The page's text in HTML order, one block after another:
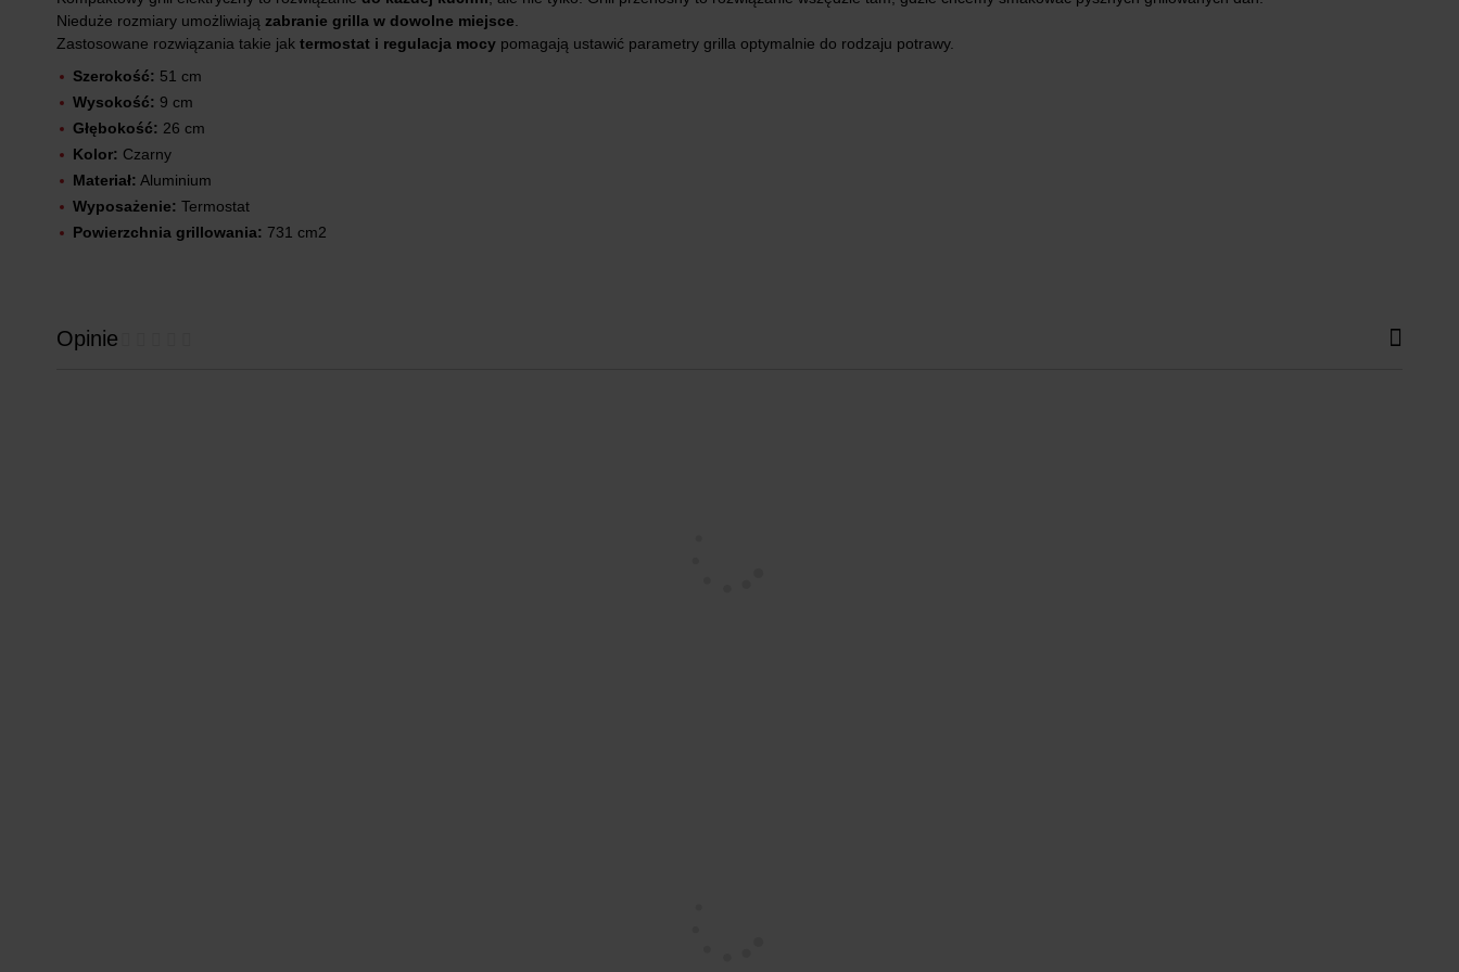
Nieduże rozmiary umożliwiają zabranie grilla w dowolne miejsce.
Zastosowane rozwiązania takie jak termostat i regulacja mocy pomagają ustawić parametry grilla optymalnie do rodzaju potrawy.
Szerokość: 51 cm
Wysokość: 9 cm
Głębokość: 26 cm
Kolor: Czarny
Materiał: Aluminium
Wyposażenie: Termostat
Powierzchnia grillowania: 731 cm2
Opinie